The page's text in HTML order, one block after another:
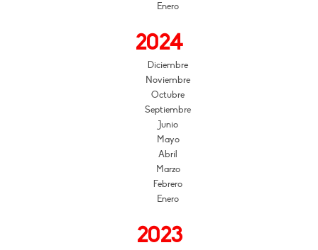
Enero
2024
Diciembre
Noviembre
Octubre
Septiembre
Junio
Mayo
Abril
Marzo
Febrero
Enero
2023